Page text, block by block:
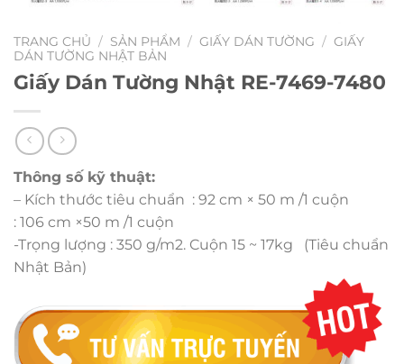
TRANG CHỦ / SẢN PHẨM / GIẤY DÁN TƯỜNG / GIẤY
DÁN TƯỜNG NHẬT BẢN
Giấy Dán Tường Nhật RE-7469-7480
Thông số kỹ thuật:
– Kích thước tiêu chuẩn : 92 cm × 50 m /1 cuộn
: 106 cm ×50 m /1 cuộn
-Trọng lượng : 350 g/m2. Cuộn 15 ~ 17kg (Tiêu chuẩn
Nhật Bản)